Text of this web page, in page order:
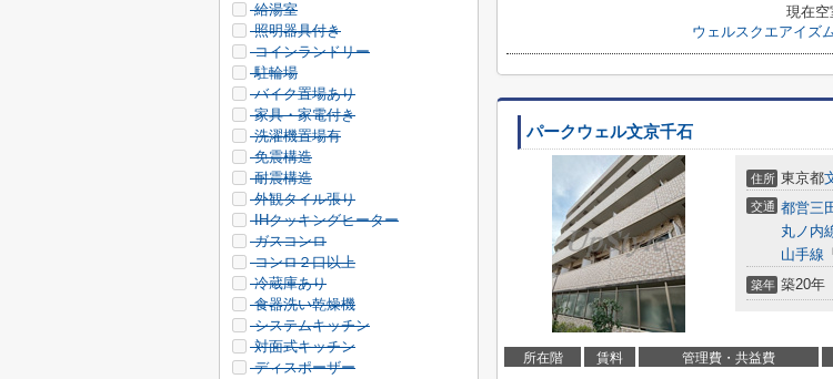
現在空
ウェルスクエアイズ
パークウェル文京千石
住所 東京都
交通 都営三
丸ノ内
山手線 「
築年 築20年
所在階 賃料 管理費・共益費
給湯室
照明器具付き
コインランドリー
駐輪場
バイク置場あり
家具・家電付き
洗濯機置場有
免震構造
耐震構造
外観タイル張り
IHクッキングヒーター
ガスコンロ
コンロ２口以上
冷蔵庫あり
食器洗い乾燥機
システムキッチン
対面式キッチン
ディスポーザー